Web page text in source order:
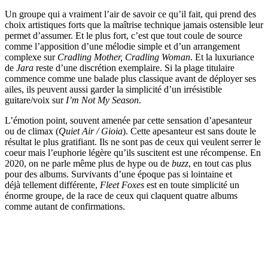
Un groupe qui a vraiment l’air de savoir ce qu’il fait, qui prend des
choix artistiques forts que la maîtrise technique jamais ostensible leur
permet d’assumer. Et le plus fort, c’est que tout coule de source
comme l’apposition d’une mélodie simple et d’un arrangement
complexe sur Cradling Mother, Cradling Woman. Et la luxuriance
de Jara reste d’une discrétion exemplaire. Si la plage titulaire
commence comme une balade plus classique avant de déployer ses
ailes, ils peuvent aussi garder la simplicité d’un irrésistible
guitare/voix sur I’m Not My Season.
L’émotion point, souvent amenée par cette sensation d’apesanteur
ou de climax (Quiet Air / Gioia). Cette apesanteur est sans doute le
résultat le plus gratifiant. Ils ne sont pas de ceux qui veulent serrer le
coeur mais l’euphorie légère qu’ils suscitent est une récompense. En
2020, on ne parle même plus de hype ou de buzz, en tout cas plus
pour des albums. Survivants d’une époque pas si lointaine et
déjà tellement différente, Fleet Foxes est en toute simplicité un
énorme groupe, de la race de ceux qui claquent quatre albums
comme autant de confirmations.